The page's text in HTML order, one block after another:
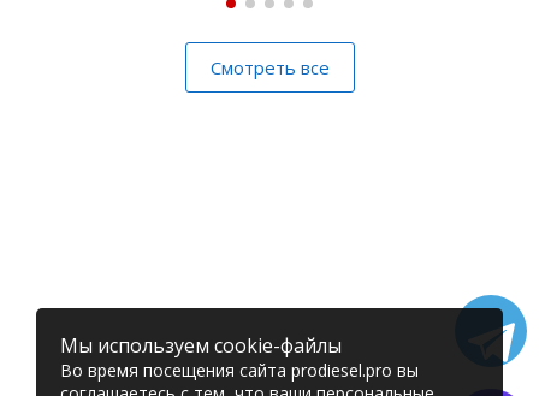
Смотреть все
Мы используем cookie-файлы
Во время посещения сайта prodiesel.pro вы